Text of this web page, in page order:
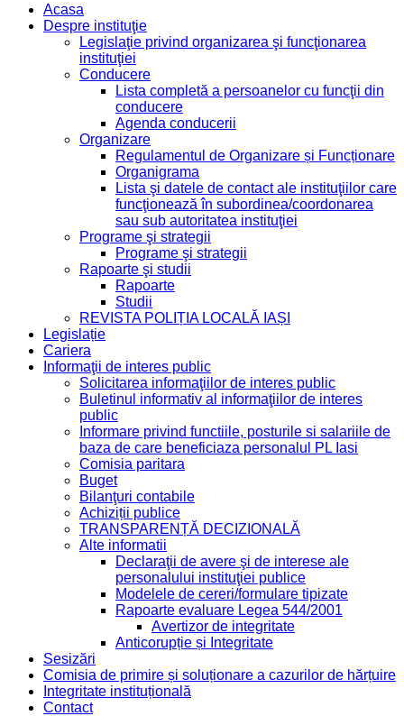
Acasa
Despre instituţie
Legislaţie privind organizarea şi funcţionarea
instituţiei
Conducere
Lista completă a persoanelor cu funcţii din
conducere
Agenda conducerii
Organizare
Regulamentul de Organizare și Funcționare
Organigrama
Lista şi datele de contact ale instituţiilor care
funcţionează în subordinea/coordonarea
sau sub autoritatea instituţiei
Programe şi strategii
Programe şi strategii
Rapoarte şi studii
Rapoarte
Studii
REVISTA POLIȚIA LOCALĂ IAȘI
Legislație
Cariera
Informaţii de interes public
Solicitarea informaţiilor de interes public
Buletinul informativ al informaţiilor de interes
public
Informare privind functiile, posturile si salariile de
baza de care beneficiaza personalul PL Iasi
Comisia paritara
Buget
Bilanţuri contabile
Achiziții publice
TRANSPARENȚĂ DECIZIONALĂ
Alte informatii
Declaraţii de avere şi de interese ale
personalului instituţiei publice
Modelele de cereri/formulare tipizate
Rapoarte evaluare Legea 544/2001
Avertizor de integritate
Anticorupție și Integritate
Sesizări
Comisia de primire și soluționare a cazurilor de hărțuire
Integritate instituțională
Contact